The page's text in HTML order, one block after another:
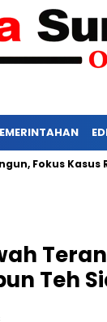
Kasus Rentan
Teh